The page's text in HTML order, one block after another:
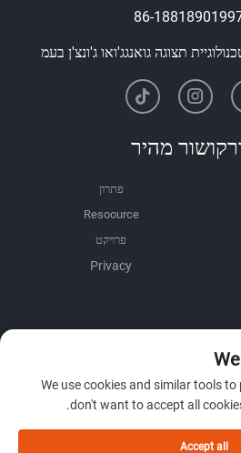
תצוגה גואנגג'ואו ג'ונצ'ן בעמ
מהיר
פתרון
Resoource
פרויקט
הניוזלטר השבועי שלנו
We use cookies and similar tools
don't want to accept all
Accept all